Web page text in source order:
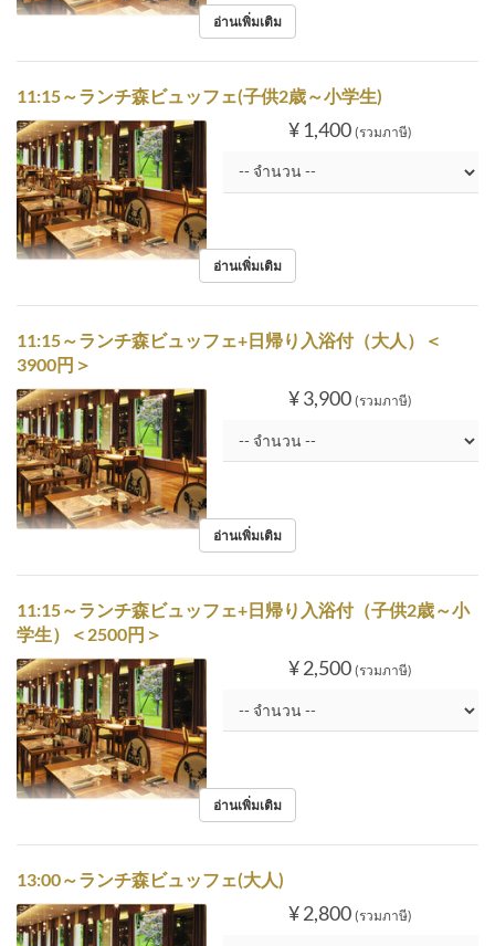
อ่านเพิ่มเติม
11:15～ランチ森ビュッフェ(子供2歳～小学生)
¥ 1,400 (รวมภาษี)
อ่านเพิ่มเติม
11:15～ランチ森ビュッフェ+日帰り入浴付（大人）＜
3900円＞
¥ 3,900 (รวมภาษี)
อ่านเพิ่มเติม
11:15～ランチ森ビュッフェ+日帰り入浴付（子供2歳～小
学生）＜2500円＞
¥ 2,500 (รวมภาษี)
อ่านเพิ่มเติม
13:00～ランチ森ビュッフェ(大人)
¥ 2,800 (รวมภาษี)